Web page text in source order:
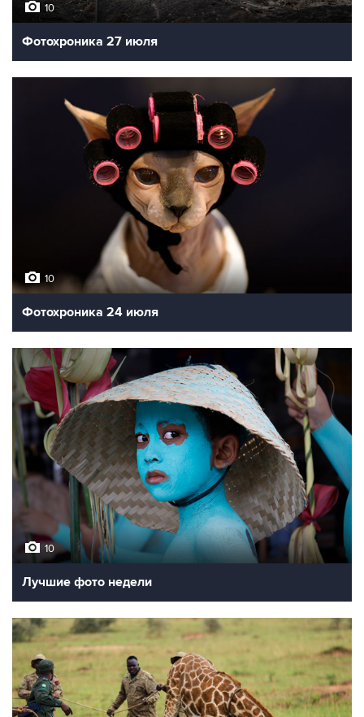
10
Фотохроника 27 июля
10
Фотохроника 24 июля
10
Лучшие фото недели